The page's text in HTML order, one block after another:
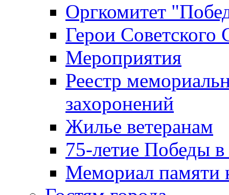
Оргкомитет
Герои Советского
Мероприятия
Реестр
захоронений
Жилье ветеранам
75-летие Победы
Мемориал памяти